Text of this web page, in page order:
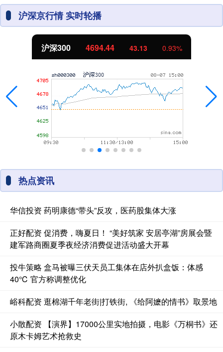
沪深京行情 实时轮播
北证50 1134.24 11.37 1.01%
热点资讯
华信投资 药明康德“带头”反攻，医药股集体大涨
正好配资 促消费，嗨夏日！ “美好筑家 安居亭湖”房展会暨
建军路商圈夏季夜经济消费促进活动盛大开幕
投牛策略 盒马被曝三伏天员工集体在店外扒盒饭：体感
40℃ 官方称调整优化
峪科配资 逛棉湖千年老街|打铁街, 《给阿嬷的情书》取景地
小散配资 【演界】17000公里实地拍摄，电影《万桐书》还
原木卡姆艺术抢救史